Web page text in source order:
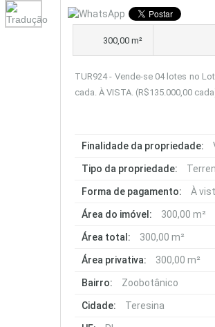
300,00 m²
TUR924 - Vende-se 04 lotes no
cada. À VISTA. (R$135.000,00
Finalidade da propriedade:
Tipo da propriedade:
Forma de pagamento: À
Área do imóvel: 300,00 m²
Área total: 300,00 m²
Área privativa: 300,00 m²
Bairro: Zoobotânico
Cidade: Teresina